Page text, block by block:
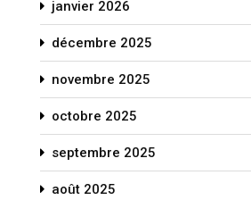
janvier 2026
décembre 2025
novembre 2025
octobre 2025
septembre 2025
août 2025